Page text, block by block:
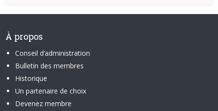
À propos
Conseil d’administration
Bulletin des membres
Historique
Un partenaire de choix
Devenez membre